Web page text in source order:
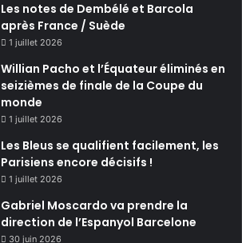
Les notes de Dembélé et Barcola
après France / Suède
1 juillet 2026
Willian Pacho et l’Équateur éliminés en
seizièmes de finale de la Coupe du
monde
1 juillet 2026
Les Bleus se qualifient facilement, les
Parisiens encore décisifs !
1 juillet 2026
Gabriel Moscardo va prendre la
direction de l’Espanyol Barcelone
30 juin 2026